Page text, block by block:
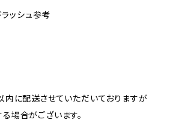
ッシュ参考
内に配送させていただいておりますが
場合がございます。